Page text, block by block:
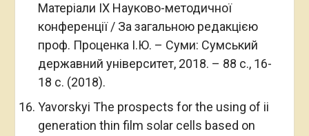
Матеріали IX Науково-методичної
конференції / За загальною редакцією
проф. Проценка І.Ю. – Суми: Сумський
державний університет, 2018. – 88 с., 16-
18 с. (2018).
Yavorskyi The prospects for the using of ii
generation thin film solar cells based on